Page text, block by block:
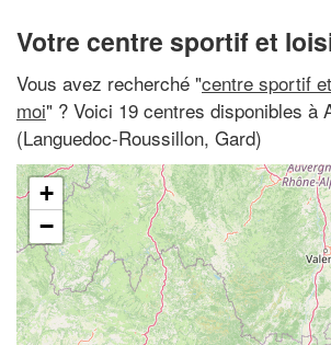
Votre centre sportif et
Vous avez recherché "centre sportif
moi" ? Voici 19 centres disponibles à
(Languedoc-Roussillon, Gard)
+
−